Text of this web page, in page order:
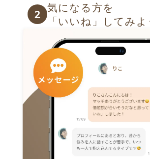
2 気になる方を
「いいね」してみよ